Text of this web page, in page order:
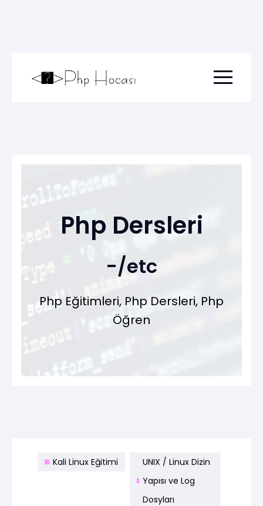
Menu
Php Dersleri
-/etc
Php Eğitimleri, Php Dersleri, Php
Öğren
Kali Linux Eğitimi
UNIX / Linux Dizin
Yapısı ve Log
Dosyları